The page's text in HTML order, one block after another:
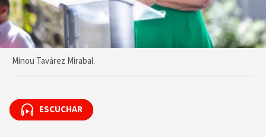
Minou Tavárez Mirabal.
ESCUCHAR
ESCUCHAR